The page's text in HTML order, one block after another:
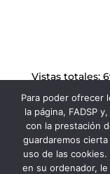
Vistas totales:
Para poder ofrecer
la página, FADSP
con la prestación
guardaremos
uso de las
en su ordenador,